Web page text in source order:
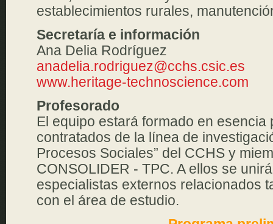
establecimientos rurales,
Secretaría e información
Ana Delia Rodríguez
anadelia.rodriguez@cchs.csic.es
www.heritage-technoscience.com
Profesorado
El equipo estará formado en esencia
contratados de la línea de
Procesos Sociales” del CCHS y
CONSOLIDER - TPC. A ellos se
especialistas externos relacionados
con el área de estudio.